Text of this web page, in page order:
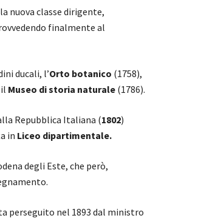
nuova classe dirigente,
finalmente al
ducali, l’Orto botanico (1758),
Museo di storia naturale (1786).
Repubblica Italiana (1802)
in Liceo dipartimentale.
degli Este, che però,
perseguito nel 1893 dal ministro